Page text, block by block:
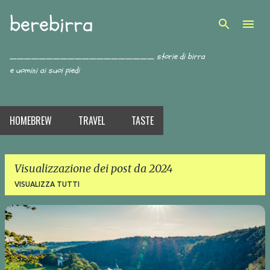
berebirra
____________________ storie di birra
e uomini ai suoi piedi
HOMEBREW TRAVEL TASTE
Visualizzazione dei post da 2024
VISUALIZZA TUTTI
P
o
s